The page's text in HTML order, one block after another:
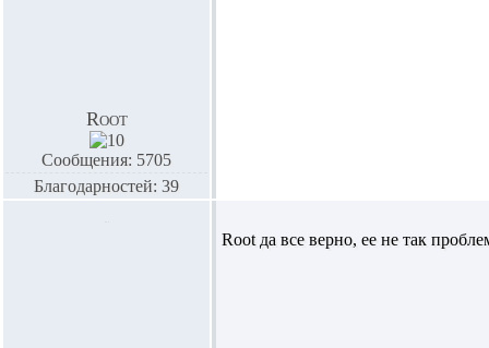
Root
Сообщения: 5705
Благодарностей: 39
Root да все верно, ее не так